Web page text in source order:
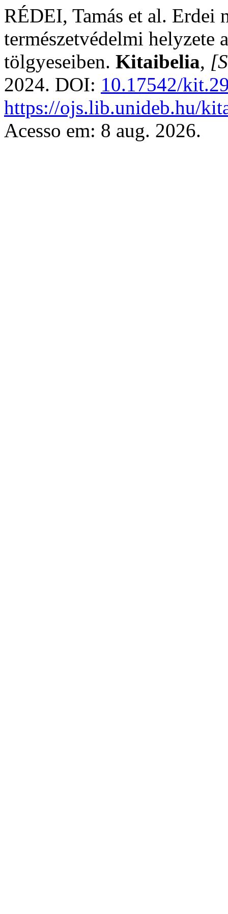
RÉDEI, Tamás et al. Erdei
természetvédelmi helyzete
tölgyeseiben. Kitaibelia,
2024. DOI: 10.17542/
https://ojs.lib.unideb.hu/
Acesso em: 8 aug. 2026.